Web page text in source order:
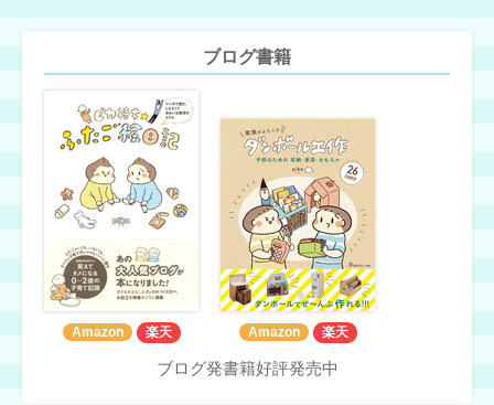
ブログ書籍
Amazon 楽天 Amazon 楽天
ブログ発書籍好評発売中